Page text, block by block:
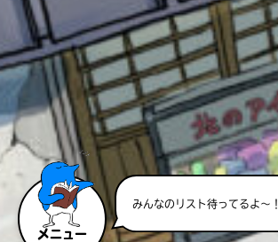
メニュー
みんなのリスト待ってるよ～！
SNSでシェアする